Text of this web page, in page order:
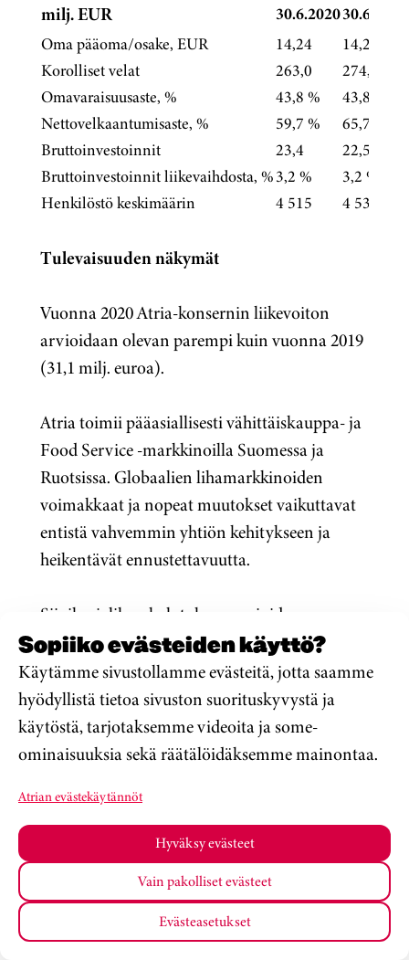
Sopiiko evästeiden käyttö?
Käytämme sivustollamme evästeitä, jotta saamme
hyödyllistä tietoa sivuston suorituskyvystä ja
käytöstä, tarjotaksemme videoita ja some-
ominaisuuksia sekä räätälöidäksemme mainontaa.
Atrian evästekäytännöt
Hyväksy evästeet
Vain pakolliset evästeet
Evästeasetukset
milj. EUR
30.6.202030.6.2019
Oma pääoma/osake, EUR
14,24
14,23
Korolliset velat
263,0
274,0
Omavaraisuusaste, %
43,8 %
43,8 %
Nettovelkaantumisaste, %
59,7 %
65,7 %
Bruttoinvestoinnit
23,4
22,5
Bruttoinvestoinnit liikevaihdosta, %3,2 %
3,2 %
Henkilöstö keskimäärin
4 515 4 532
Tulevaisuuden näkymät
Vuonna 2020 Atria-konsernin liikevoiton
arvioidaan olevan parempi kuin vuonna 2019
(31,1 milj. euroa).
Atria toimii pääasiallisesti vähittäiskauppa- ja
Food Service -markkinoilla Suomessa ja
Ruotsissa. Globaalien lihamarkkinoiden
voimakkaat ja nopeat muutokset vaikuttavat
entistä vahvemmin yhtiön kehitykseen ja
heikentävät ennustettavuutta.
Siipikarjalihan kulutuksen arvioidaan
edelleen kasvavan, samalla kun punaisen
lihan kulutus hieman pienenee. Atria on
lisännyt lihan vientiä, ja esimerkiksi sianlihan
viennin Kiinaan arvioidaan kasvavan vuoden
2020 aikana.
Vuoden 2020 alussa alkanut
koronaviruspandemia on aiheuttanut
elintarviketoimialalla voimakkaita ja nopeita
muutoksia toimintaympäristöön. Tämä on
entisestään vaikeuttanut yhtiön kehityksen
ennustettavuutta. Atrian liiketoimintaan